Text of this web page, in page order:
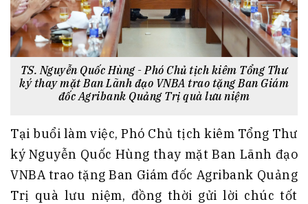
TS. Nguyễn Quốc Hùng - Phó Chủ tịch kiêm Tổng Thư
ký thay mặt Ban Lãnh đạo VNBA trao tặng Ban Giám
đốc Agribank Quảng Trị quà lưu niệm
Tại buổi làm việc, Phó Chủ tịch kiêm Tổng Thư
ký Nguyễn Quốc Hùng thay mặt Ban Lãnh đạo
VNBA trao tặng Ban Giám đốc Agribank Quảng
Trị quà lưu niệm, đồng thời gửi lời chúc tốt